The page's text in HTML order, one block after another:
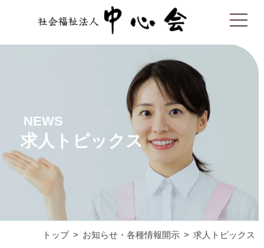
NEWS
求人トピックス
トップ お知らせ・各種情報開示 求人トピックス